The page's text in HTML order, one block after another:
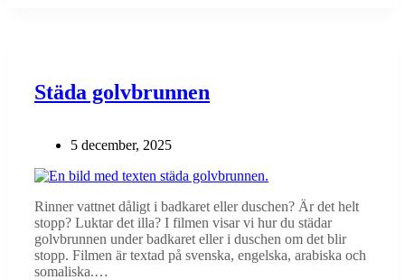
Städa golvbrunnen
5 december, 2025
Rinner vattnet dåligt i badkaret eller duschen? Är det helt
stopp? Luktar det illa? I filmen visar vi hur du städar
golvbrunnen under badkaret eller i duschen om det blir
stopp. Filmen är textad på svenska, engelska, arabiska och
somaliska.…